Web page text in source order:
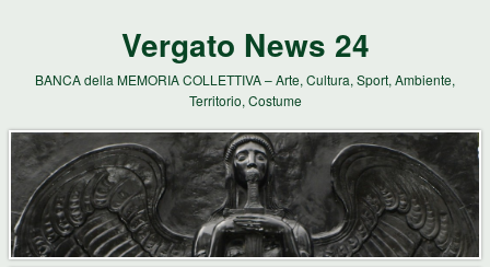
Vergato News 24
BANCA della MEMORIA COLLETTIVA – Arte, Cultura, Sport, Ambiente,
Territorio, Costume